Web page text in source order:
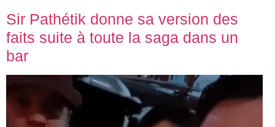
Sir Pathétik donne sa version des
faits suite à toute la saga dans un
bar